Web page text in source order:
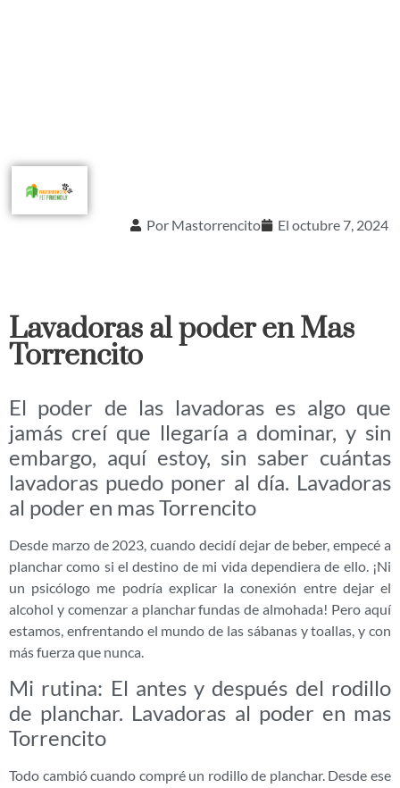
Por Mastorrencito El octubre 7, 2024
Lavadoras al poder en Mas
Torrencito
El poder de las lavadoras es algo que
jamás creí que llegaría a dominar, y sin
embargo, aquí estoy, sin saber cuántas
lavadoras puedo poner al día. Lavadoras
al poder en mas Torrencito
Desde marzo de 2023, cuando decidí dejar de beber, empecé a
planchar como si el destino de mi vida dependiera de ello. ¡Ni
un psicólogo me podría explicar la conexión entre dejar el
alcohol y comenzar a planchar fundas de almohada! Pero aquí
estamos, enfrentando el mundo de las sábanas y toallas, y con
más fuerza que nunca.
Mi rutina: El antes y después del rodillo
de planchar. Lavadoras al poder en mas
Torrencito
Todo cambió cuando compré un rodillo de planchar. Desde ese